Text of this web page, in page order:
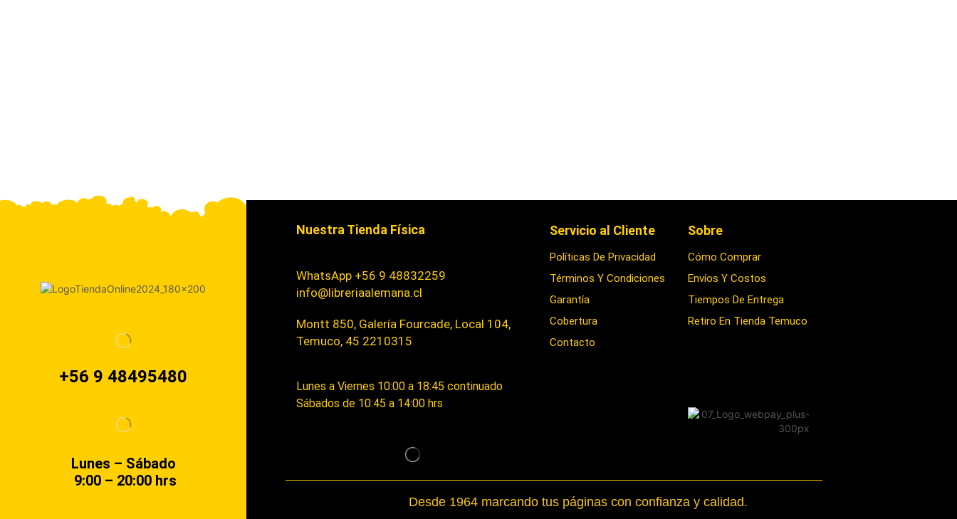
+56 9 48495480
Lunes – Sábado
9:00 – 20:00 hrs
Nuestra Tienda Física
WhatsApp +56 9 48832259
info@libreriaalemana.cl
Montt 850, Galería Fourcade, Local 104,
Temuco, 45 2210315
Lunes a Viernes 10:00 a 18:45 continuado
Sábados de 10:45 a 14:00 hrs
Servicio al Cliente
Políticas De Privacidad
Términos Y Condiciones
Garantía
Cobertura
Contacto
Sobre
Cómo Comprar
Envíos Y Costos
Tiempos De Entrega
Retiro En Tienda Temuco
Desde 1964 marcando tus páginas con confianza y calidad.